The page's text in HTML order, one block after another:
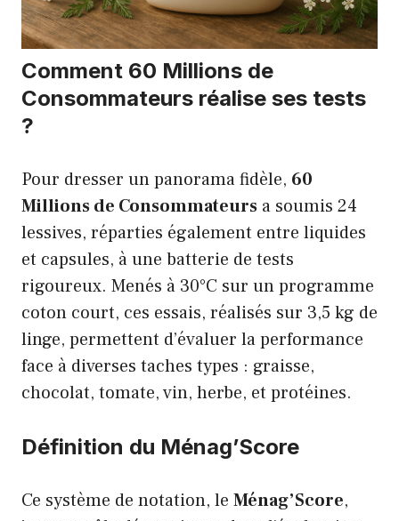
Comment 60 Millions de
Consommateurs réalise ses tests
?
Pour dresser un panorama fidèle, 60
Millions de Consommateurs a soumis 24
lessives, réparties également entre liquides
et capsules, à une batterie de tests
rigoureux. Menés à 30°C sur un programme
coton court, ces essais, réalisés sur 3,5 kg de
linge, permettent d’évaluer la performance
face à diverses taches types : graisse,
chocolat, tomate, vin, herbe, et protéines.
Définition du Ménag’Score
Ce système de notation, le Ménag’Score,